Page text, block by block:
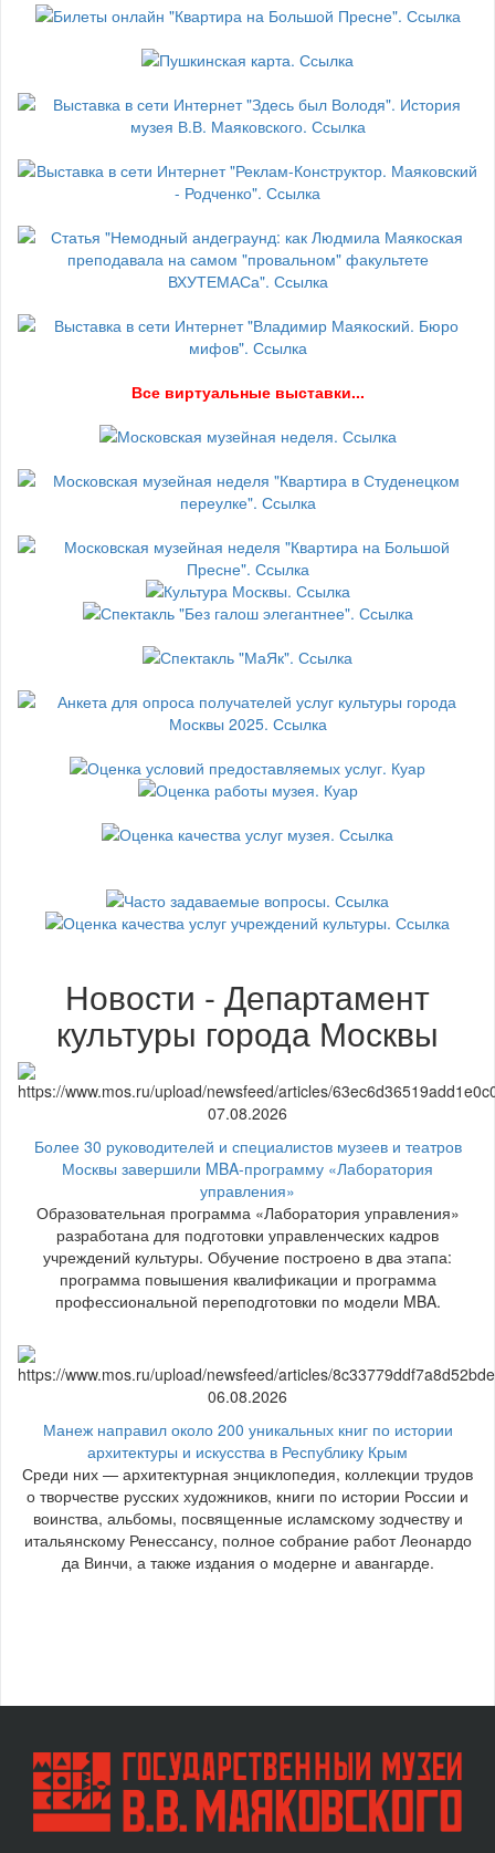
Все виртуальные выставки...
Новости - Департамент
культуры города Москвы
07.08.2026
Более 30 руководителей и специалистов музеев и театров
Москвы завершили MBA-программу «Лаборатория
управления»
Образовательная программа «Лаборатория управления»
разработана для подготовки управленческих кадров
учреждений культуры. Обучение построено в два этапа:
программа повышения квалификации и программа
профессиональной переподготовки по модели MBA.
06.08.2026
Манеж направил около 200 уникальных книг по истории
архитектуры и искусства в Республику Крым
Среди них — архитектурная энциклопедия, коллекции трудов
о творчестве русских художников, книги по истории России и
воинства, альбомы, посвященные исламскому зодчеству и
итальянскому Ренессансу, полное собрание работ Леонардо
да Винчи, а также издания о модерне и авангарде.